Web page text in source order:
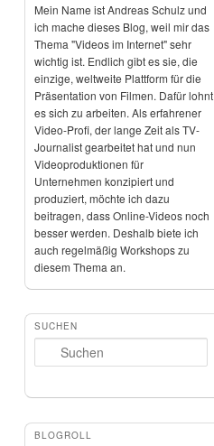
Mein Name ist Andreas Schulz und
ich mache dieses Blog, weil mir das
Thema "Videos im Internet" sehr
wichtig ist. Endlich gibt es sie, die
einzige, weltweite Plattform für die
Präsentation von Filmen. Dafür lohnt
es sich zu arbeiten. Als erfahrener
Video-Profi, der lange Zeit als TV-
Journalist gearbeitet hat und nun
Videoproduktionen für
Unternehmen konzipiert und
produziert, möchte ich dazu
beitragen, dass Online-Videos noch
besser werden. Deshalb biete ich
auch regelmäßig Workshops zu
diesem Thema an.
SUCHEN
Suchen
BLOGROLL